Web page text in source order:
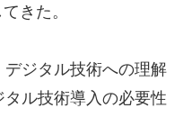
きた。
デジタル技術への理解
ル技術導入の必要性